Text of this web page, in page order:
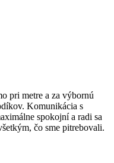
pri metre a za výbornú
Komunikácia s
spokojní a radi sa
čo sme pitrebovali.